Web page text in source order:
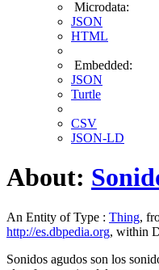
Microdata:
JSON
HTML
Embedded:
JSON
Turtle
CSV
JSON-LD
About:
An Entity of Type : Thing,
http://es.dbpedia.org, within
Sonidos agudos son los